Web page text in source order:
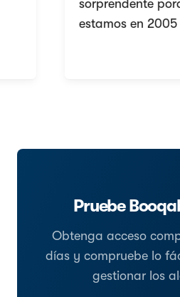
sorprendente
estamos en 2005
Pruebe
Obtenga acceso
días y compruebe lo
gestionar los